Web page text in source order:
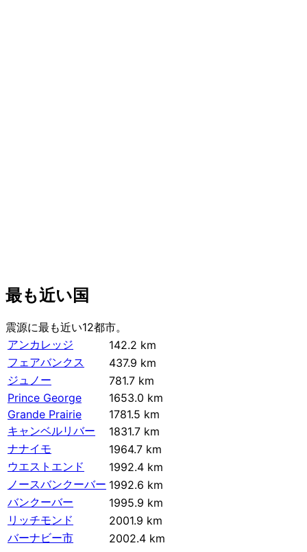
最も近い国
震源に最も近い12都市。
アンカレッジ
142.2 km
フェアバンクス
437.9 km
ジュノー
781.7 km
Prince George
1653.0 km
Grande Prairie
1781.5 km
キャンベルリバー
1831.7 km
ナナイモ
1964.7 km
ウエストエンド
1992.4 km
ノースバンクーバー 1992.6 km
バンクーバー
1995.9 km
リッチモンド
2001.9 km
バーナビー市
2002.4 km